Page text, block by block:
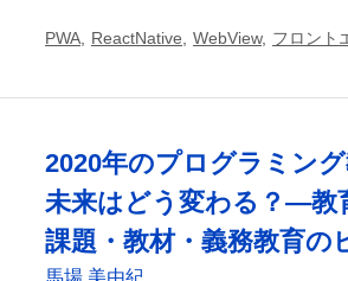
PWA ReactNative WebView, フロント
2020年のプログラミング
未来はどう変わる？―教
課題・教材・義務教育の
馬場 美由紀